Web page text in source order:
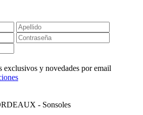
exclusivos y novedades por email